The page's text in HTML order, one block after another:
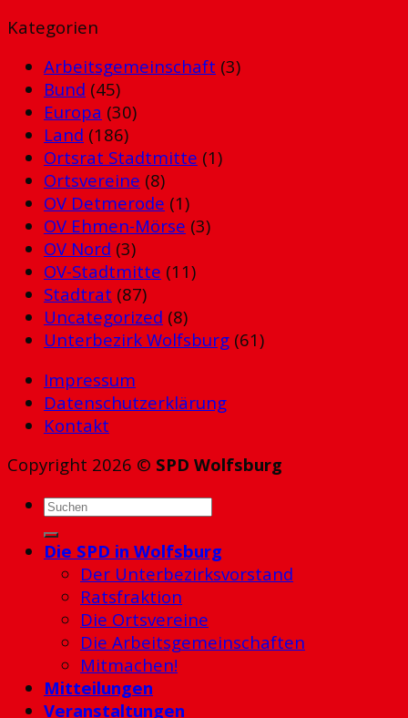
Kategorien
Arbeitsgemeinschaft (3)
Bund (45)
Europa (30)
Land (186)
Ortsrat Stadtmitte (1)
Ortsvereine (8)
OV Detmerode (1)
OV Ehmen-Mörse (3)
OV Nord (3)
OV-Stadtmitte (11)
Stadtrat (87)
Uncategorized (8)
Unterbezirk Wolfsburg (61)
Impressum
Datenschutzerklärung
Kontakt
Copyright 2026 © SPD Wolfsburg
Die SPD in Wolfsburg
Der Unterbezirksvorstand
Ratsfraktion
Die Ortsvereine
Die Arbeitsgemeinschaften
Mitmachen!
Mitteilungen
Veranstaltungen